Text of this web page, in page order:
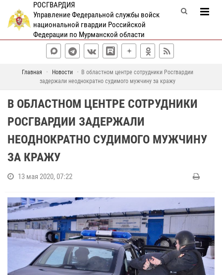
РОСГВАРДИЯ
Управление Федеральной службы войск
национальной гвардии Российской
Федерации по Мурманской области
Главная Новости
В областном центре сотрудники Росгвардии
задержали неоднократно судимого мужчину за кражу
В ОБЛАСТНОМ ЦЕНТРЕ СОТРУДНИКИ
РОСГВАРДИИ ЗАДЕРЖАЛИ
НЕОДНОКРАТНО СУДИМОГО МУЖЧИНУ
ЗА КРАЖУ
13 мая 2020, 07:22